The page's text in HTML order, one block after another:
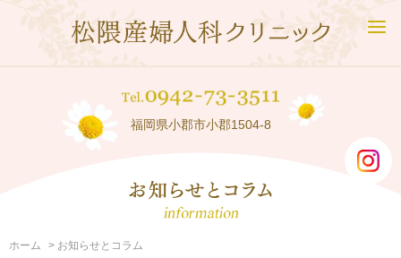
福岡県小郡市小郡1504-8
ホーム お知らせとコラム